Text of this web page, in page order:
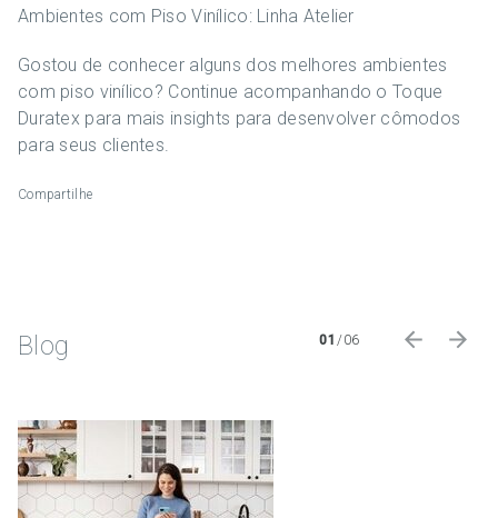
Ambientes com Piso Vinílico: Linha Atelier
Gostou de conhecer alguns dos melhores ambientes
com piso vinílico? Continue acompanhando o Toque
Duratex para mais insights para desenvolver cômodos
para seus clientes.
Compartilhe
Blog 01 /06